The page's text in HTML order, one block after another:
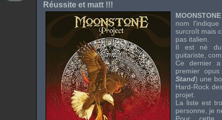
Réussite et matt !!!
nom
surcroît mais
pas italien.
Il est né
guitariste,
Ce dernier
premier
Stand) une
Hard-Rock
projet.
La liste est
personne, je